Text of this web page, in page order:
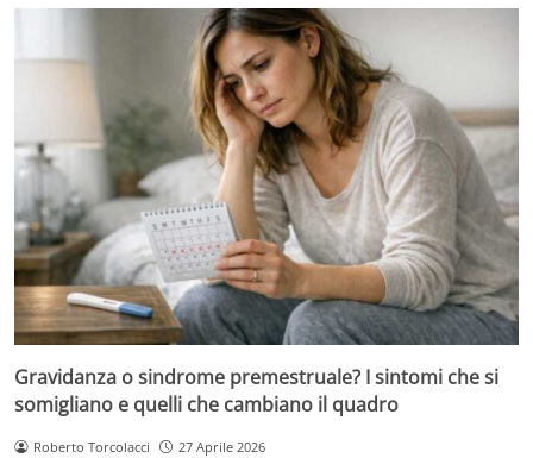
Gravidanza o sindrome premestruale? I sintomi che si
somigliano e quelli che cambiano il quadro
Roberto Torcolacci 27 Aprile 2026